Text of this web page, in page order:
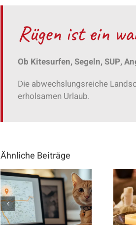
Rügen ist ein
Ob Kitesurfen, Segeln, SUP,
Die abwechslungsreiche
erholsamen Urlaub.
Ähnliche Beiträge